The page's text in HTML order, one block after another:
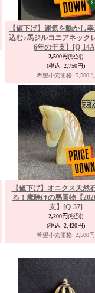
【値下げ】運気を動かし
込む♪馬ジルコニアネック
6年の干支】
[Q-
2,500円(税別)
(税込: 2,750円)
希望小売価格: 5,500円
【値下げ】オニクス天然
る！魔除けの馬置物【
支】
[Q-57]
2,200円(税別)
(税込: 2,420円)
希望小売価格: 2,500円